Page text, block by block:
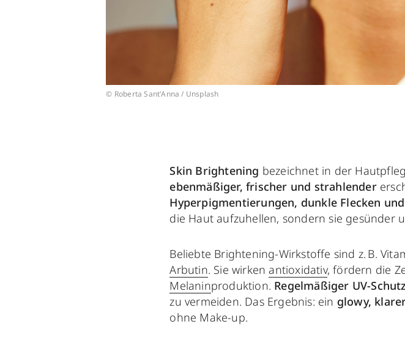
© Roberta Sant'Anna / Unsplash
Skin Brightening bezeichnet in der
ebenmäßiger, frischer und strahlender
Hyperpigmentierungen, dunkle Flecken
die Haut aufzuhellen, sondern sie gesünder
Beliebte Brightening-Wirkstoffe sind z. B.
Arbutin. Sie wirkenantioxidativ, fördern die
Melaninproduktion. Regelmäßiger UV-Schutz
zu vermeiden. Das Ergebnis: ein glowy,
ohne Make-up.